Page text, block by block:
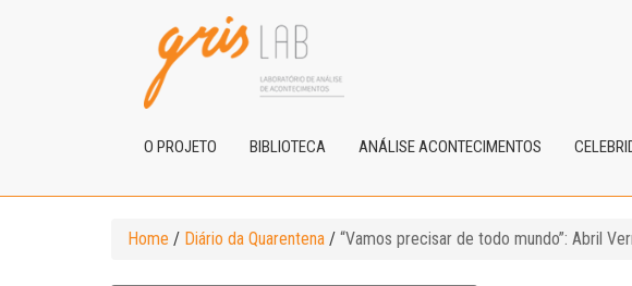
O PROJETO BIBLIOTECA ANÁLISE ACONTECIMENTOS
Home / Diário da Quarentena / “Vamos precisar de todo mundo”: Abril